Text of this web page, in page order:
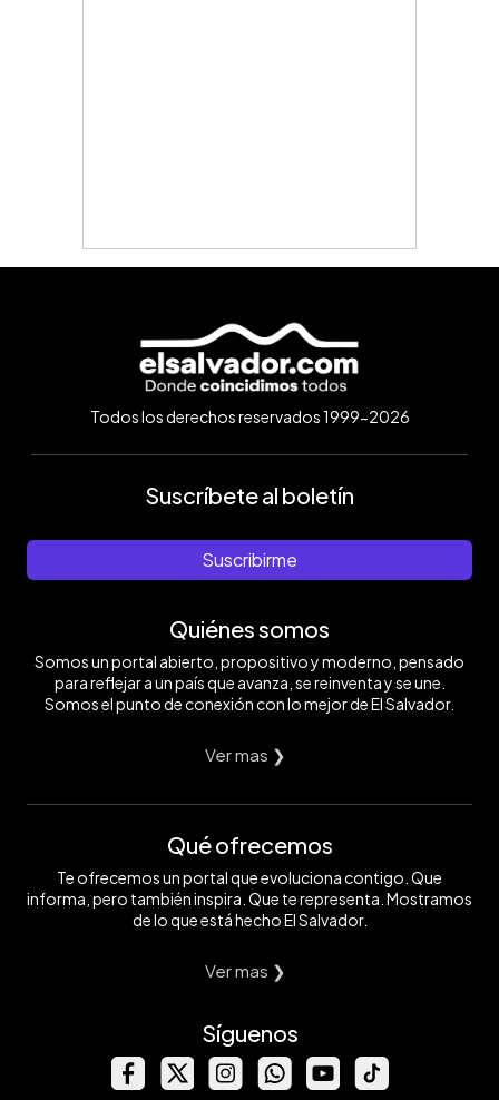
Todos los derechos reservados 1999-2026
Suscríbete al boletín
Suscribirme
Quiénes somos
Somos un portal abierto, propositivo y moderno, pensado
para reflejar a un país que avanza, se reinventa y se une.
Somos el punto de conexión con lo mejor de El Salvador.
Ver mas ❯
Qué ofrecemos
Te ofrecemos un portal que evoluciona contigo. Que
informa, pero también inspira. Que te representa. Mostramos
de lo que está hecho El Salvador.
Ver mas ❯
Síguenos